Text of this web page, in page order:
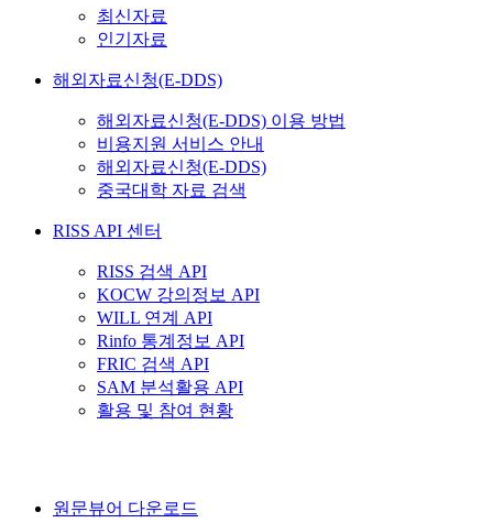
최신자료
인기자료
해외자료신청(E-DDS)
해외자료신청(E-DDS) 이용 방법
비용지원 서비스 안내
해외자료신청(E-DDS)
중국대학 자료 검색
RISS API 센터
RISS 검색 API
KOCW 강의정보 API
WILL 연계 API
Rinfo 통계정보 API
FRIC 검색 API
SAM 분석활용 API
활용 및 참여 현황
원문뷰어 다운로드